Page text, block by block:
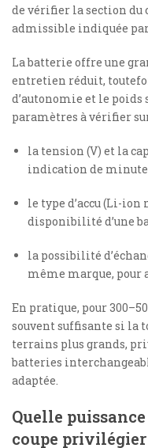
de vérifier la section du
admissible indiquée
La batterie offre une
entretien réduit,
d’autonomie et le
paramètres à vérifier
la tension (V) et la
indication de
le type d’accu (Li-
disponibilité d’une
la possibilité
même marque,
En pratique, pour
souvent suffisante si la
terrains plus grands,
batteries
adaptée.
Quelle
coupe